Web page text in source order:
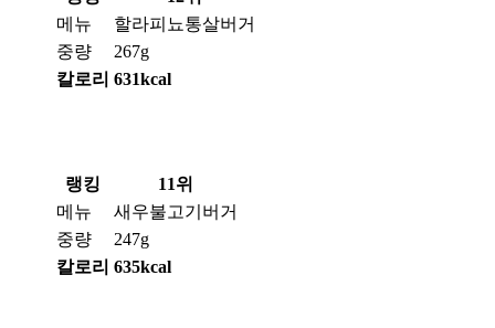
메뉴
할라피뇨통살버거
중량
267g
칼로리 631kcal
랭킹
11위
메뉴
새우불고기버거
중량
247g
칼로리 635kcal